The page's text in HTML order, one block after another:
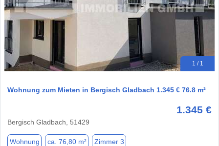
1 / 1
Wohnung zum Mieten in Bergisch Gladbach 1.345 € 76.8 m²
1.345 €
Bergisch Gladbach, 51429
Wohnung ca. 76,80 m² Zimmer 3